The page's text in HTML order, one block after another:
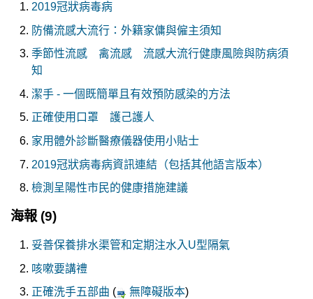
2019冠狀病毒病
防備流感大流行：外籍家傭與僱主須知
季節性流感 禽流感 流感大流行健康風險與防病須
知
潔手 - 一個既簡單且有效預防感染的方法
正確使用口罩 護己護人
家用體外診斷醫療儀器使用小貼士
2019冠狀病毒病資訊連結（包括其他語言版本）
檢測呈陽性市民的健康措施建議
海報 (9)
妥善保養排水渠管和定期注水入U型隔氣
咳嗽要講禮
正確洗手五部曲 ( 無障礙版本)